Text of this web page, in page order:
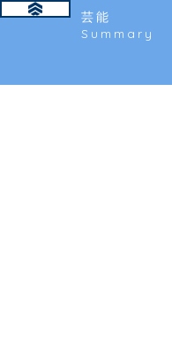
芸能
Summary